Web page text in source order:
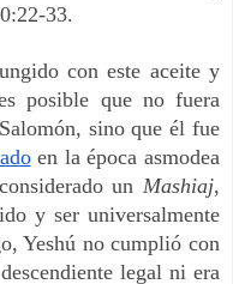
33.
con este aceite y
posible que no fuera
sino que él fue
en la época asmodea
un Mashiaj,
y ser universalmente
Yeshú no cumplió con
legal ni era